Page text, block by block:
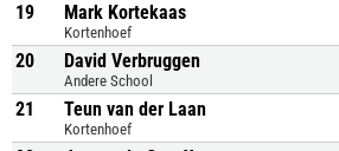
19 Mark Kortekaas
Kortenhoef
20 David Verbruggen
Andere School
21 Teun van der Laan
Kortenhoef